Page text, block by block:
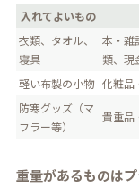
入れてよいもの
衣類、タオル、
寝具
本・雑
類、現
軽い布製の小物 化粧品
防寒グッズ（マ
フラー等）
貴重品
重量があるものは